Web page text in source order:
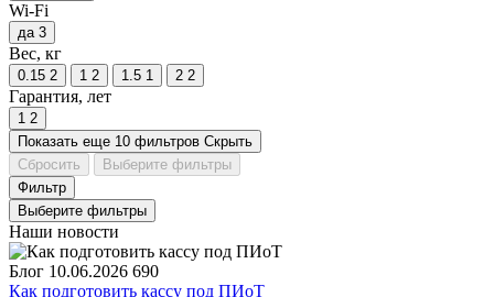
Wi-Fi
да 3
Вес, кг
0.15 2 1 2 1.5 1 2 2
Гарантия, лет
1 2
Показать еще 10 фильтров Скрыть
Сбросить
Выберите фильтры
Фильтр
Выберите фильтры
Наши новости
Блог 10.06.2026 690
Как подготовить кассу под ПИоТ